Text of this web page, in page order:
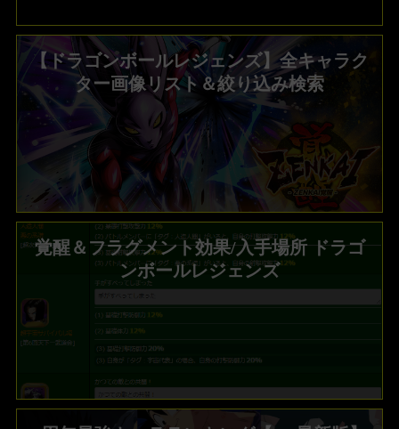
【ドラゴンボールレジェンズ】全キャラク
ター画像リスト＆絞り込み検索
覚醒＆フラグメント効果/入手場所 ドラゴ
ンボールレジェンズ